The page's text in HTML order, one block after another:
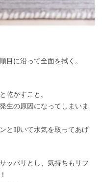
に沿って全面を拭く。
乾かすこと。
生の原因になってしまいま
と叩いて水気を取ってあげ
ッパリとし、気持ちもリフ